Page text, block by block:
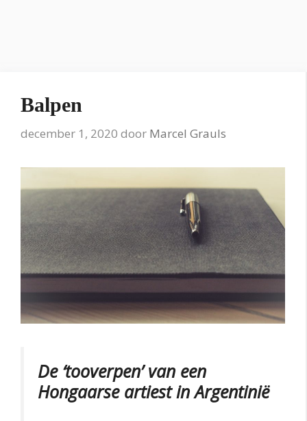
Balpen
december 1, 2020 door Marcel Grauls
De ‘tooverpen’ van een
Hongaarse artiest in Argentinië